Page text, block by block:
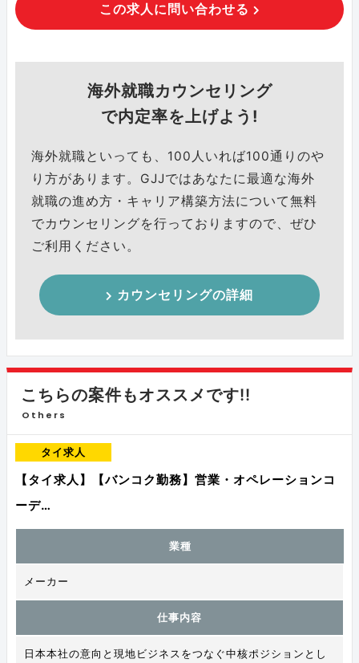
この求人に問い合わせる
海外就職カウンセリング
で内定率を上げよう!
海外就職といっても、100人いれば100通りのや
り方があります。GJJではあなたに最適な海外
就職の進め方・キャリア構築方法について無料
でカウンセリングを行っておりますので、ぜひ
ご利用ください。
カウンセリングの詳細
こちらの案件もオススメです!!
Others
タイ求人
【タイ求人】【バンコク勤務】営業・オペレーションコ
ーデ…
業種
メーカー
仕事内容
日本本社の意向と現地ビジネスをつなぐ中核ポジションとし